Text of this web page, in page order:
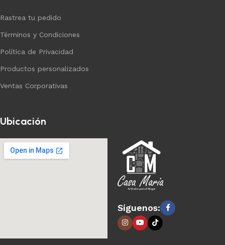
Rastrea tu pedido
Términos y Condiciones
Política de Privacidad
Productos personalizados
Ventas Corporativas
Ubicación
Síguenos: